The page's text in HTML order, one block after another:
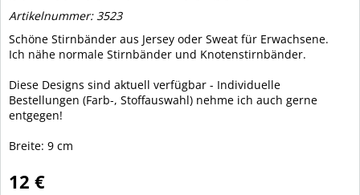
Artikelnummer: 3523
Schöne Stirnbänder aus Jersey oder Sweat für Erwachsene.
Ich nähe normale Stirnbänder und Knotenstirnbänder.
Diese Designs sind aktuell verfügbar - Individuelle
Bestellungen (Farb-, Stoffauswahl) nehme ich auch gerne
entgegen!
Breite: 9 cm
12 €